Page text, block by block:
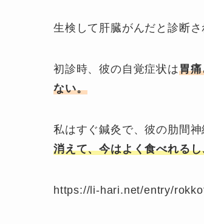
生検して肝臓がんだと診断
初診時、彼の自覚症状は胃
ない。
私はすぐ鍼灸で、彼の肋間
消えて、今はよく食べれる
https://li-hari.net/entry/